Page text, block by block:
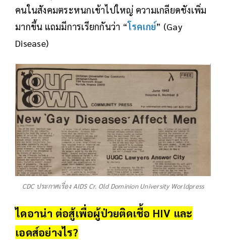
คนในสังคมตระหนกเข้าไปใหญ่ ความเกลียดชังเพิ่ม
มากขึ้น แถมมีการเรียกกันว่า “โรคเกย์” (Gay
Disease)
CDC ประกาศเรื่อง AIDS Cr. Old Dominion University Worldpress
ไดอาน่า ต่อสู้เพื่อผู้ป่วยติดเชื้อ HIV และ
เอดส์อย่างไร?